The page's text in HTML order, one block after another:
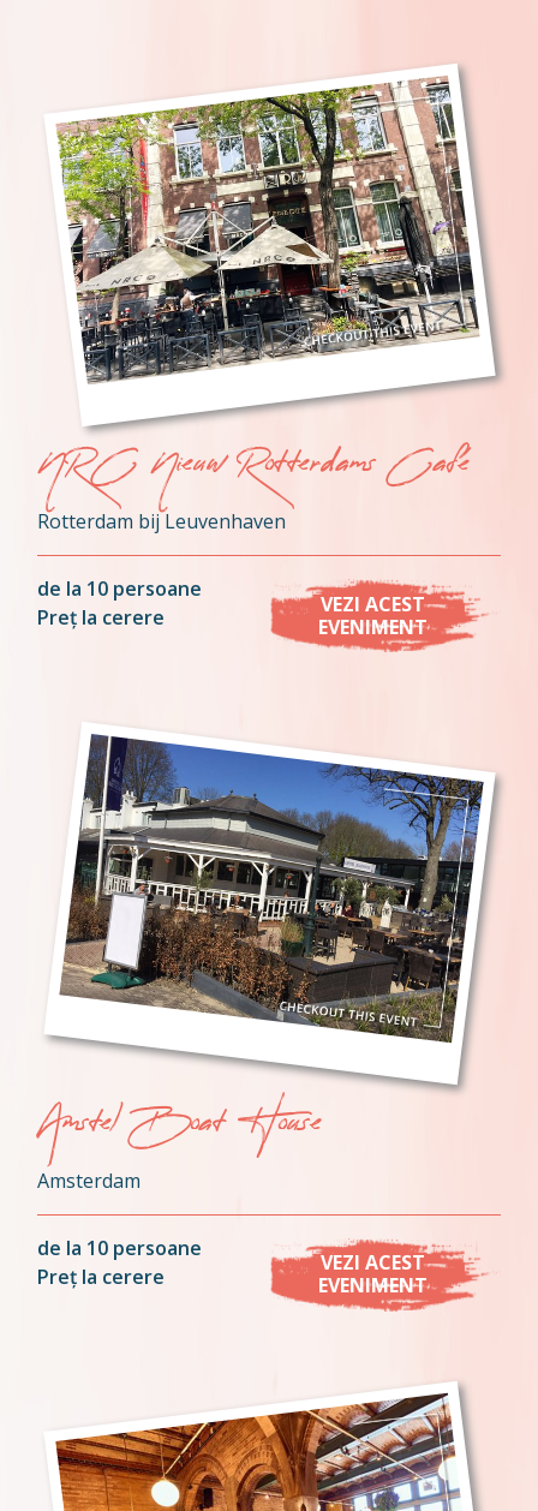
NRC Nieuw Rotterdams Café
Rotterdam bij Leuvenhaven
de la 10 persoane
Preț la cerere
VEZI ACEST
EVENIMENT
Amstel Boat House
Amsterdam
de la 10 persoane
Preț la cerere
VEZI ACEST
EVENIMENT